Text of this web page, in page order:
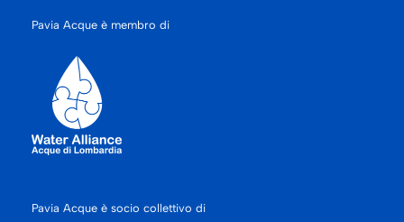
Pavia Acque è membro di
Pavia Acque è socio collettivo di